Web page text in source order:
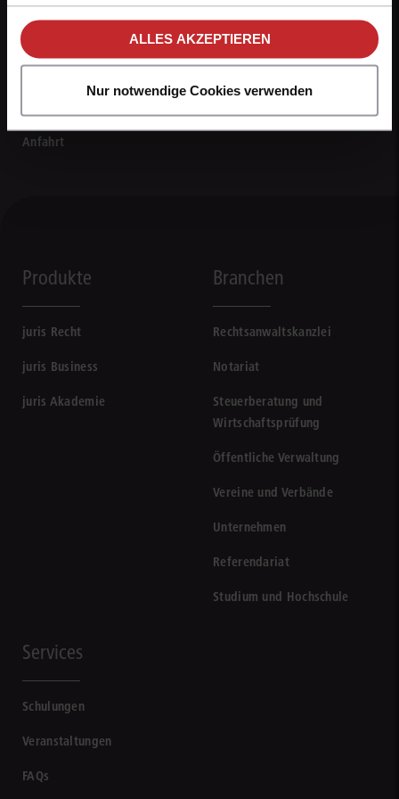
unserenHinweisen zum Datenschutz.
ALLES AKZEPTIEREN
Nur notwendige Cookies verwenden
0681 5866-4422
Mo - Fr von 8 bis 18 Uhr
Anfahrt
Produkte
juris Recht
juris Business
juris Akademie
Branchen
Rechtsanwaltskanzlei
Notariat
Steuerberatung und
Wirtschaftsprüfung
Öffentliche Verwaltung
Vereine und Verbände
Unternehmen
Referendariat
Studium und Hochschule
Services
Schulungen
Veranstaltungen
FAQs